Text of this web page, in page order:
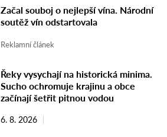
Začal souboj o nejlepší vína. Národní
soutěž vín odstartovala
Reklamní článek
Řeky vysychají na historická minima.
Sucho ochromuje krajinu a obce
začínají šetřit pitnou vodou
6. 8. 2026